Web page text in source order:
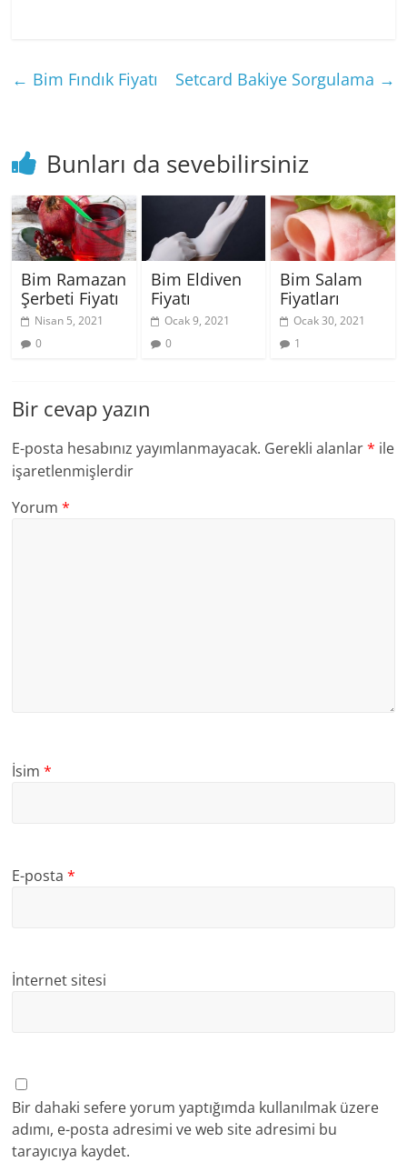
← Bim Fındık Fiyatı Setcard Bakiye Sorgulama →
Bunları da sevebilirsiniz
Bim Ramazan
Şerbeti Fiyatı
Nisan 5, 2021
0
Bim Eldiven
Fiyatı
Ocak 9, 2021
0
Bim Salam
Fiyatları
Ocak 30, 2021
1
Bir cevap yazın
E-posta hesabınız yayımlanmayacak. Gerekli alanlar* ile
işaretlenmişlerdir
Yorum*
İsim*
E-posta*
İnternet sitesi
Bir dahaki sefere yorum yaptığımda kullanılmak üzere
adımı, e-posta adresimi ve web site adresimi bu
tarayıcıya kaydet.